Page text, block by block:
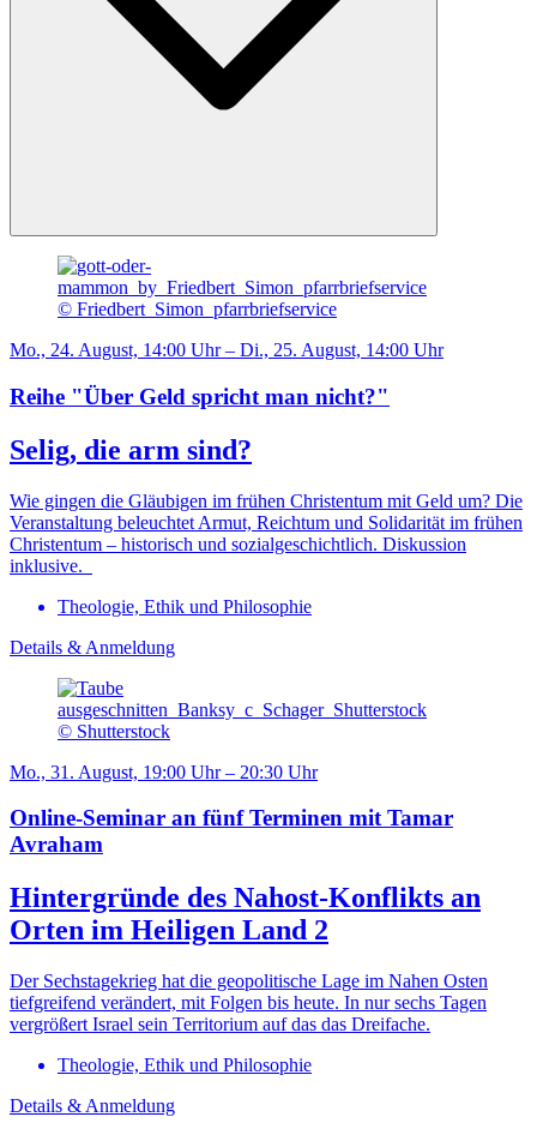
© Friedbert_Simon_pfarrbriefservice
Mo., 24. August, 14:00 Uhr – Di., 25. August, 14:00 Uhr
Reihe "Über Geld spricht man nicht?"
Selig, die arm sind?
Wie gingen die Gläubigen im frühen Christentum mit Geld um? Die
Veranstaltung beleuchtet Armut, Reichtum und Solidarität im frühen
Christentum – historisch und sozialgeschichtlich. Diskussion
inklusive.
Theologie, Ethik und Philosophie
Details & Anmeldung
© Shutterstock
Mo., 31. August, 19:00 Uhr – 20:30 Uhr
Online-Seminar an fünf Terminen mit Tamar
Avraham
Hintergründe des Nahost-Konflikts an
Orten im Heiligen Land 2
Der Sechstagekrieg hat die geopolitische Lage im Nahen Osten
tiefgreifend verändert, mit Folgen bis heute. In nur sechs Tagen
vergrößert Israel sein Territorium auf das das Dreifache.
Theologie, Ethik und Philosophie
Details & Anmeldung